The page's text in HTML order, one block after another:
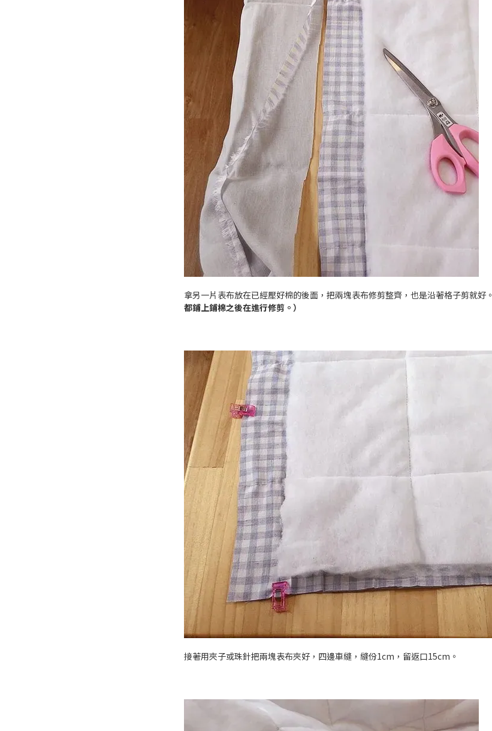
拿另一片表布放在已經壓好棉的後面，把兩塊表布修剪整齊，也是沿著格子剪就好。
都鋪上鋪棉之後在進行修剪。）
接著用夾子或珠針把兩塊表布夾好，四邊車縫，縫份1cm，留返口15cm。